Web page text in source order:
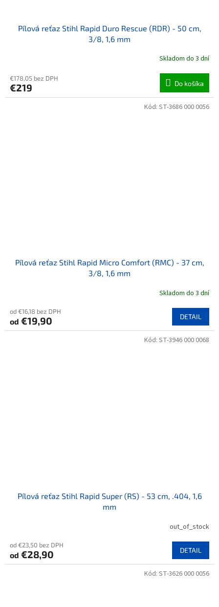
Pílová reťaz Stihl Rapid Duro Rescue (RDR) - 50 cm,
3/8, 1,6 mm
Skladom do 3 dní
€178,05 bez DPH
€219 Do košíka
Pílová reťaz Stihl Rapid Micro Comfort (RMC) - 37 cm,
3/8, 1,6 mm
Skladom do 3 dní
od €16,18 bez DPH
od €19,90 DETAIL
Kód: ST-3686 000 0056
Pílová reťaz Stihl Rapid Super (RS) - 53 cm, .404, 1,6
mm
out_of_stock
od €23,50 bez DPH
od €28,90 DETAIL
Kód: ST-3946 000 0068
Kód: ST-3626 000 0056